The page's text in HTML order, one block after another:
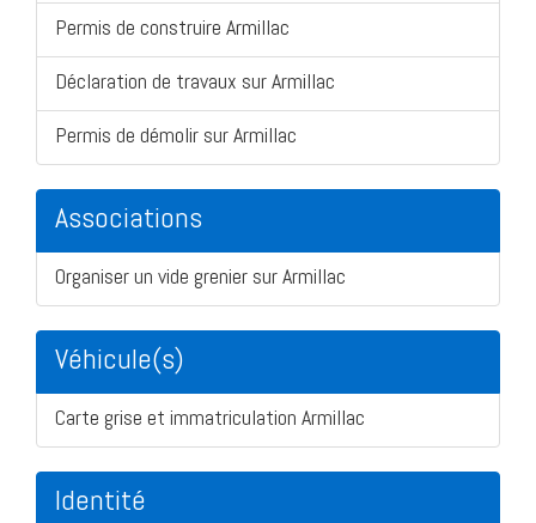
Permis de construire Armillac
Déclaration de travaux sur Armillac
Permis de démolir sur Armillac
Associations
Organiser un vide grenier sur Armillac
Véhicule(s)
Carte grise et immatriculation Armillac
Identité